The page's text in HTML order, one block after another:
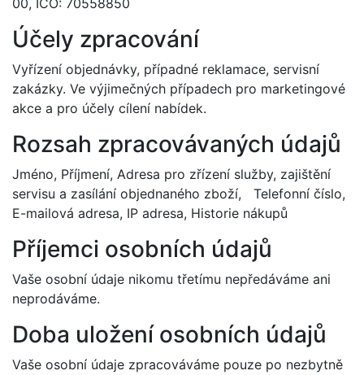
00, IČO: 70558850
Účely zpracování
Vyřízení objednávky, případné reklamace, servisní
zakázky. Ve výjimečných případech pro marketingové
akce a pro účely cílení nabídek.
Rozsah zpracovávaných údajů
Jméno, Příjmení, Adresa pro zřízení služby, zajištění
servisu a zasílání objednaného zboží, Telefonní číslo,
E-mailová adresa, IP adresa, Historie nákupů
Příjemci osobních údajů
Vaše osobní údaje nikomu třetímu nepředáváme ani
neprodáváme.
Doba uložení osobních údajů
Vaše osobní údaje zpracováváme pouze po nezbytně